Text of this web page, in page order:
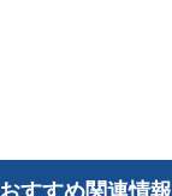
おすすめ関連情報